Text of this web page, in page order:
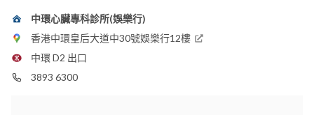
中環心臟專科診所(娛樂行)
香港中環皇后大道中30號娛樂行12樓
中環 D2 出口
3893 6300